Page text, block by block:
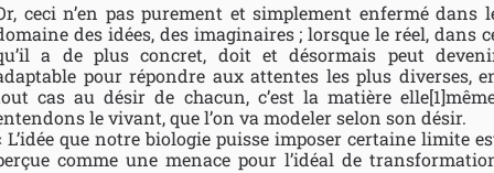
ceci n’en pas purement et simplement enfermé dans
des idées, des imaginaires ; lorsque le réel, dans
a de plus concret, doit et désormais peut
pour répondre aux attentes les plus diverses,
cas au désir de chacun, c’est la matière
le vivant, que l’on va modeler selon son désir.
L’idée que notre biologie puisse imposer certaine limite
comme une menace pour l’idéal de